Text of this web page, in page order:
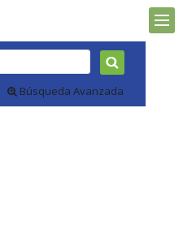
Búsqueda Avanzada